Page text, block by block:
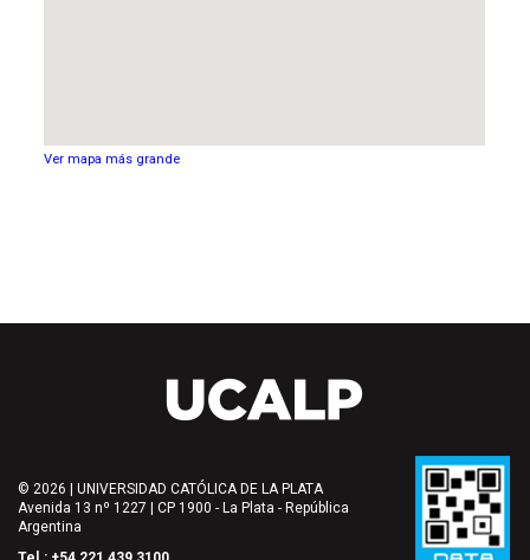
Ver mapa más grande
© 2026 | UNIVERSIDAD CATÓLICA DE LA PLATA
Avenida 13 nº 1227 | CP 1900 - La Plata - República
Argentina